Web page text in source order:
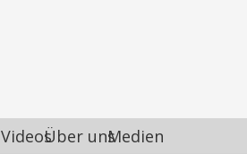
VideosÜber unsMedien